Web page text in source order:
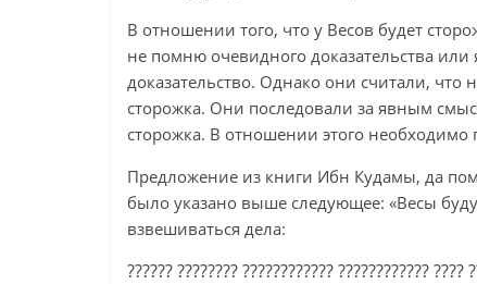
В отношении того, что у Весов будет
не помню очевидного доказательства
доказательство. Однако они считали,
сторожка. Они последовали за явным
сторожка. В отношении этого необходимо
Предложение из книги Ибн Кудамы, да
было указано выше следующее: «Весы
взвешиваться дела:
?????? ???????? ???????????? ????????????